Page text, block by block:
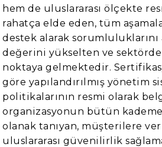
hem de uluslararası ölçekte
rahatça elde eden, tüm
destek alarak sorumluluklarını
değerini yükselten ve
noktaya gelmektedir.
göre yapılandırılmış yönetim
politikalarının resmi olarak
organizasyonun bütün
olanak tanıyan, müşterilere
uluslararası güvenilirlik